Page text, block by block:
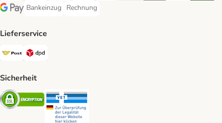
Google Pay Payment Method
Bankeinzug
Bankeinzug Payment Method
Rechnung
Rechnung Payment Method
Lieferservice
Österreichische Post Shipping Method
Sicherheit
Security